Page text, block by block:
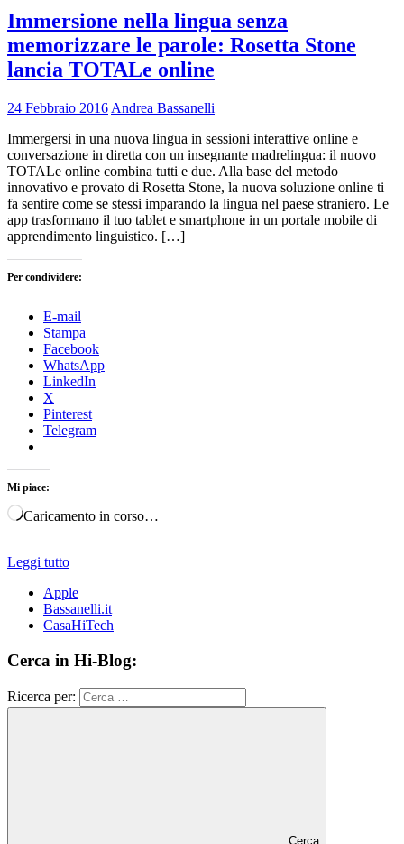
Immersione nella lingua senza
memorizzare le parole: Rosetta Stone
lancia TOTALe online
24 Febbraio 2016 Andrea Bassanelli
Immergersi in una nuova lingua in sessioni interattive online e
conversazione in diretta con un insegnante madrelingua: il nuovo
TOTALe online combina tutti e due. Alla base del metodo
innovativo e provato di Rosetta Stone, la nuova soluzione online ti
fa sentire come se stessi imparando la lingua nel paese straniero. Le
app trasformano il tuo tablet e smartphone in un portale mobile di
apprendimento linguistico. […]
Per condividere:
E-mail
Stampa
Facebook
WhatsApp
LinkedIn
X
Pinterest
Telegram
Mi piace:
Caricamento in corso…
Leggi tutto
Apple
Bassanelli.it
CasaHiTech
Cerca in Hi-Blog:
Ricerca per:
Cerca